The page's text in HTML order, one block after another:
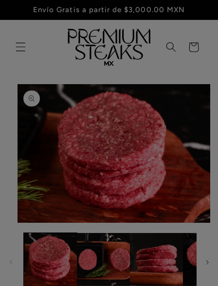
directamente
al contenido
Envío Gratis a partir de $3,000.00 MXN
Carrito
directamente
información
del producto
elemento
multimedia
ventana
modal